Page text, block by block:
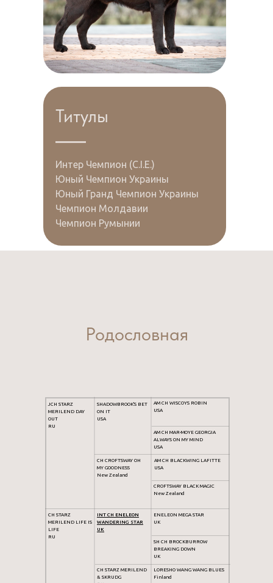
Титулы
Интер Чемпион (C.I.E.)
Юный Чемпион Украины
Юный Гранд Чемпион Украины
Чемпион Молдавии
Чемпион Румынии
Родословная
JCH STARZ
MERILEND DAY
OUT
RU
CH STARZ
MERILEND LIFE IS
LIFE
RU
SHADOWBROOK'S BET
ON IT
USA
CH CROFTSWAY OH
MY GOODNESS
New Zealand
INT CH ENELEON
WANDERING STAR
UK
CH STARZ MERILEND
& SKRUDG
AM CH WISCOYS ROBIN
USA
AM CH MAR-MOYE GEORGIA
ALWAYS ON MY MIND
USA
CROFTSWAY BLACK MAGIC
New Zealand
ENELEON MEGA STAR
UK
SH CH BROCKBURROW
BREAKING DOWN
UK
LORESHO WANG WANG BLUES
Finland
AM CH BLACKWING LAFITTE
USA